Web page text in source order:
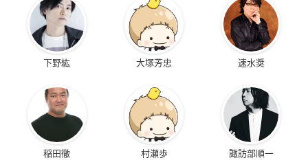
下野紘 大塚芳忠 速水奨
稲田徹 村瀬歩 諏訪部順一